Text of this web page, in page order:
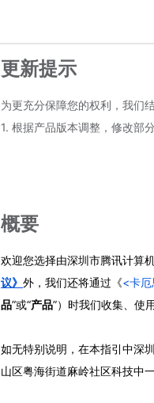
更新提示
为更充分保障您的权利，我们
1. 根据产品版本调整，修改部
概要
欢迎您选择由深圳市腾讯计算
议》 外，我们还将通过《<卡厄
品”或“产品”）时我们收集、使
如无特别说明，在本指引中深
山区粤海街道麻岭社区科技中